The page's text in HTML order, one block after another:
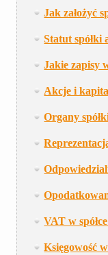
Jak założyć
Statut spółki
Jakie zapisy
Akcje i
Organy
VAT w
Księgowość